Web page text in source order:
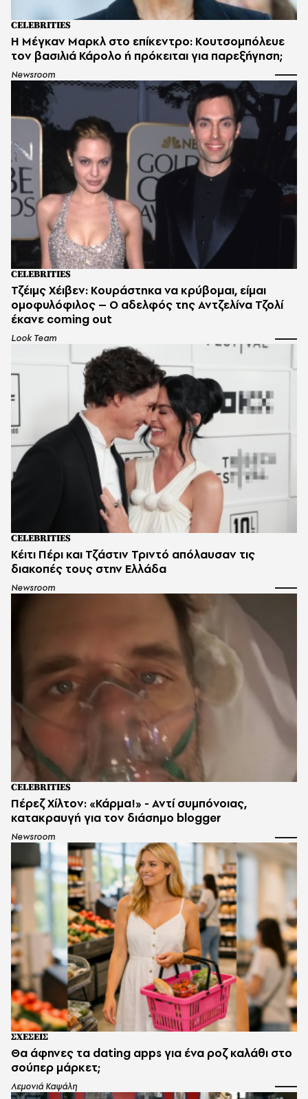
CELEBRITIES
Η Μέγκαν Μαρκλ στο επίκεντρο: Κουτσομπόλευε
τον βασιλιά Κάρολο ή πρόκειται για παρεξήγηση;
Newsroom
CELEBRITIES
Τζέιμς Χέιβεν: Κουράστηκα να κρύβομαι, είμαι
ομοφυλόφιλος – Ο αδελφός της Αντζελίνα Τζολί
έκανε coming out
Look Team
CELEBRITIES
Κέιτι Πέρι και Τζάστιν Τριντό απόλαυσαν τις
διακοπές τους στην Ελλάδα
Newsroom
CELEBRITIES
Πέρεζ Χίλτον: «Κάρμα!» - Αντί συμπόνοιας,
κατακραυγή για τον διάσημο blogger
Newsroom
ΣΧΕΣΕΙΣ
Θα άφηνες τα dating apps για ένα ροζ καλάθι στο
σούπερ μάρκετ;
Λεμονιά Καψάλη